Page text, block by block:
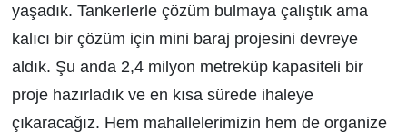
yaşadık. Tankerlerle çözüm bulmaya çalıştık ama
kalıcı bir çözüm için mini baraj projesini devreye
aldık. Şu anda 2,4 milyon metreküp kapasiteli bir
proje hazırladık ve en kısa sürede ihaleye
çıkaracağız. Hem mahallelerimizin hem de organize